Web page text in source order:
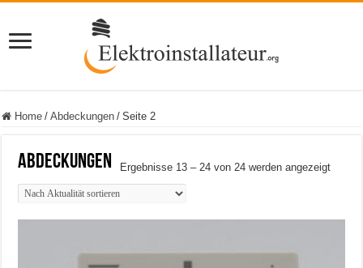
Home / Abdeckungen / Seite 2
Abdeckungen Ergebnisse 13 – 24 von 24 werden angezeigtNach